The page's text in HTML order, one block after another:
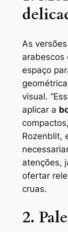
As
arabescos
espaço
visual.
aplicar a
Rozenblit,
atenções,
ofertar
cruas.
2.